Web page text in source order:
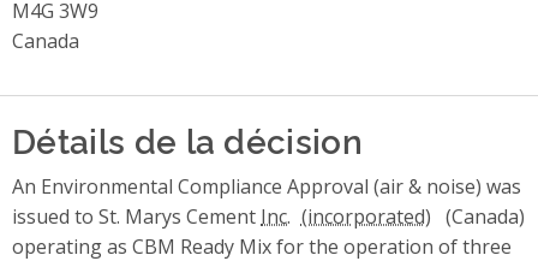
M4G 3W9
Canada
Détails de la décision
An Environmental Compliance Approval (air & noise) was
issued to St. Marys Cement Inc.
(Canada)
operating as CBM Ready Mix for the operation of three